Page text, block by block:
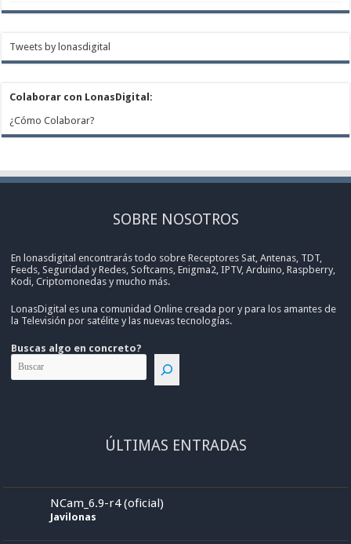
Tweets by lonasdigital
Colaborar con LonasDigital:
¿Cómo Colaborar?
SOBRE NOSOTROS
En lonasdigital encontrarás todo sobre Receptores Sat, Antenas, TDT,
Feeds, Seguridad y Redes, Softcams, Enigma2, IPTV, Arduino, Raspberry,
Kodi, Criptomonedas y mucho más.
LonasDigital es una comunidad Online creada por y para los amantes de
la Televisión por satélite y las nuevas tecnologías.
Buscas algo en concreto?
ÚLTIMAS ENTRADAS
NCam_6.9-r4 (oficial)
Javilonas